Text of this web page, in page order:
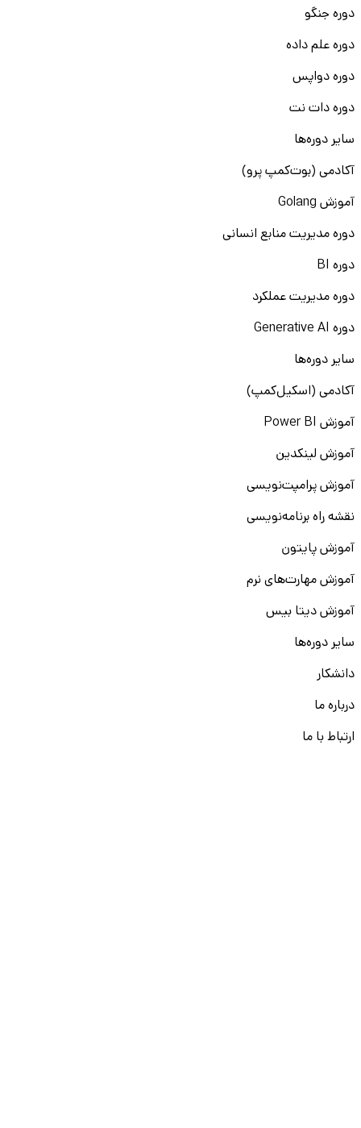
دوره جنگو
دوره علم داده
دوره دواپس
دوره دات نت
سایر دوره‌ها
آکادمی (بوت‌کمپ پرو)
آموزش Golang
دوره مدیریت منابع انسانی
دوره BI
دوره مدیریت عملکرد
دوره Generative AI
سایر دوره‌ها
آکادمی (اسکیل‌کمپ)
آموزش Power BI
آموزش لینکدین
آموزش پرامپت‌نویسی
نقشه راه برنامه‌نویسی
آموزش پایتون
آموزش مهارت‌های نرم
آموزش دیتا بیس
سایر دوره‌ها
دانشکار
درباره ما
ارتباط با ما